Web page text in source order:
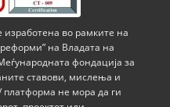
во рамките на
на Владата на
фондација за
ставови, мислења и
не мора да ги